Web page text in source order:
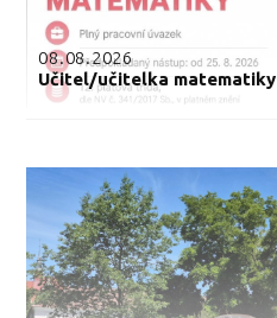
08.08.2026
Učitel/učitelka matematiky